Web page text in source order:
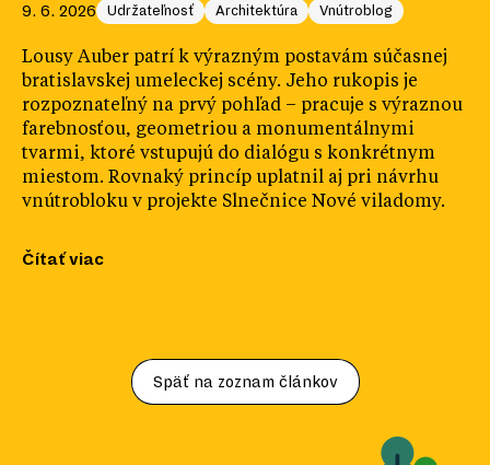
9. 6. 2026 Udržateľnosť Architektúra Vnútroblog
Lousy Auber patrí k výrazným postavám súčasnej
bratislavskej umeleckej scény. Jeho rukopis je
rozpoznateľný na prvý pohľad – pracuje s výraznou
farebnosťou, geometriou a monumentálnymi
tvarmi, ktoré vstupujú do dialógu s konkrétnym
miestom. Rovnaký princíp uplatnil aj pri návrhu
vnútrobloku v projekte Slnečnice Nové viladomy.
Čítať viac
Späť na zoznam článkov